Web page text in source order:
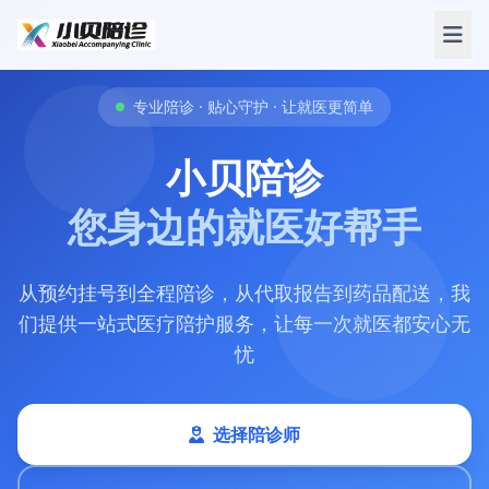
专业陪诊 · 贴心守护 · 让就医更简单
小贝陪诊
您身边的就医好帮手
从预约挂号到全程陪诊，从代取报告到药品配送，我
们提供一站式医疗陪护服务，让每一次就医都安心无
忧
选择陪诊师